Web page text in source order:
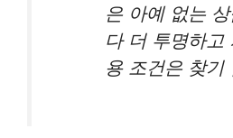
은 아예 없는
다 더 투명하고
용 조건은 찾기